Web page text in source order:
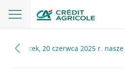
W piątek, 20 czerwca 2025 r.